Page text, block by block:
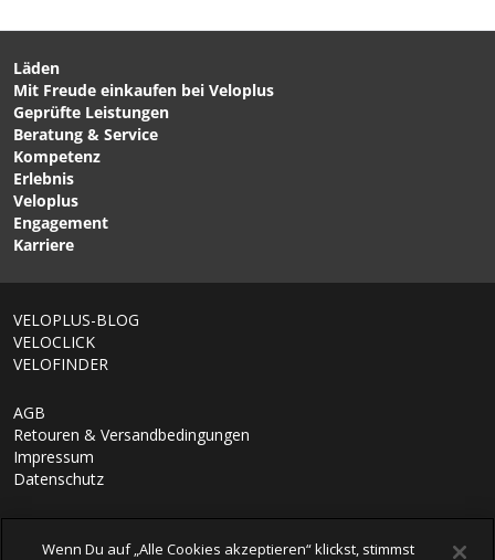
Läden
Mit Freude einkaufen bei Veloplus
Geprüfte Leistungen
Beratung & Service
Kompetenz
Erlebnis
Veloplus
Engagement
Karriere
VELOPLUS-BLOG
VELOCLICK
VELOFINDER
AGB
Retouren & Versandbedingungen
Impressum
Datenschutz
Wenn Du auf „Alle Cookies akzeptieren“ klickst, stimmst